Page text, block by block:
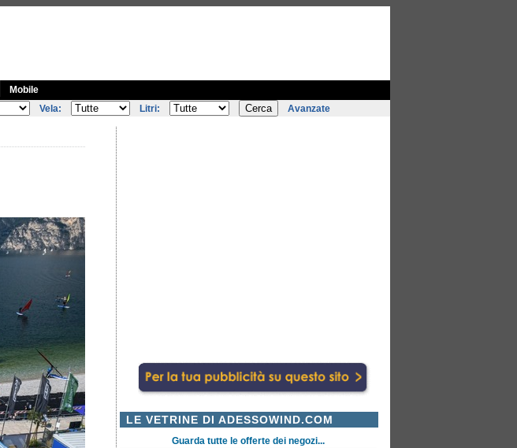
Mobile
Vela: Litri: Avanzate
LE VETRINE DI ADESSOWIND.COM
Guarda tutte le offerte dei negozi...